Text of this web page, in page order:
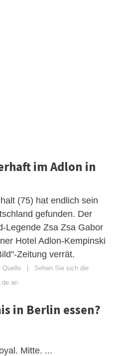
im Adlon in
(75) hat endlich sein
gefunden. Der
Legende Zsa Zsa Gabor
Hotel Adlon-Kempinski
Zeitung verrät.
Quelle | Sehen Sie sich die
an
in Berlin essen?
Mitte. ...